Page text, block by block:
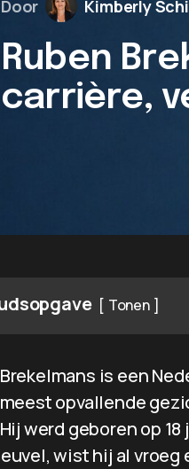
Door Kimberly
Ruben
carrière,
Tonen
is een
opvallende
werd geboren op
wist hij al